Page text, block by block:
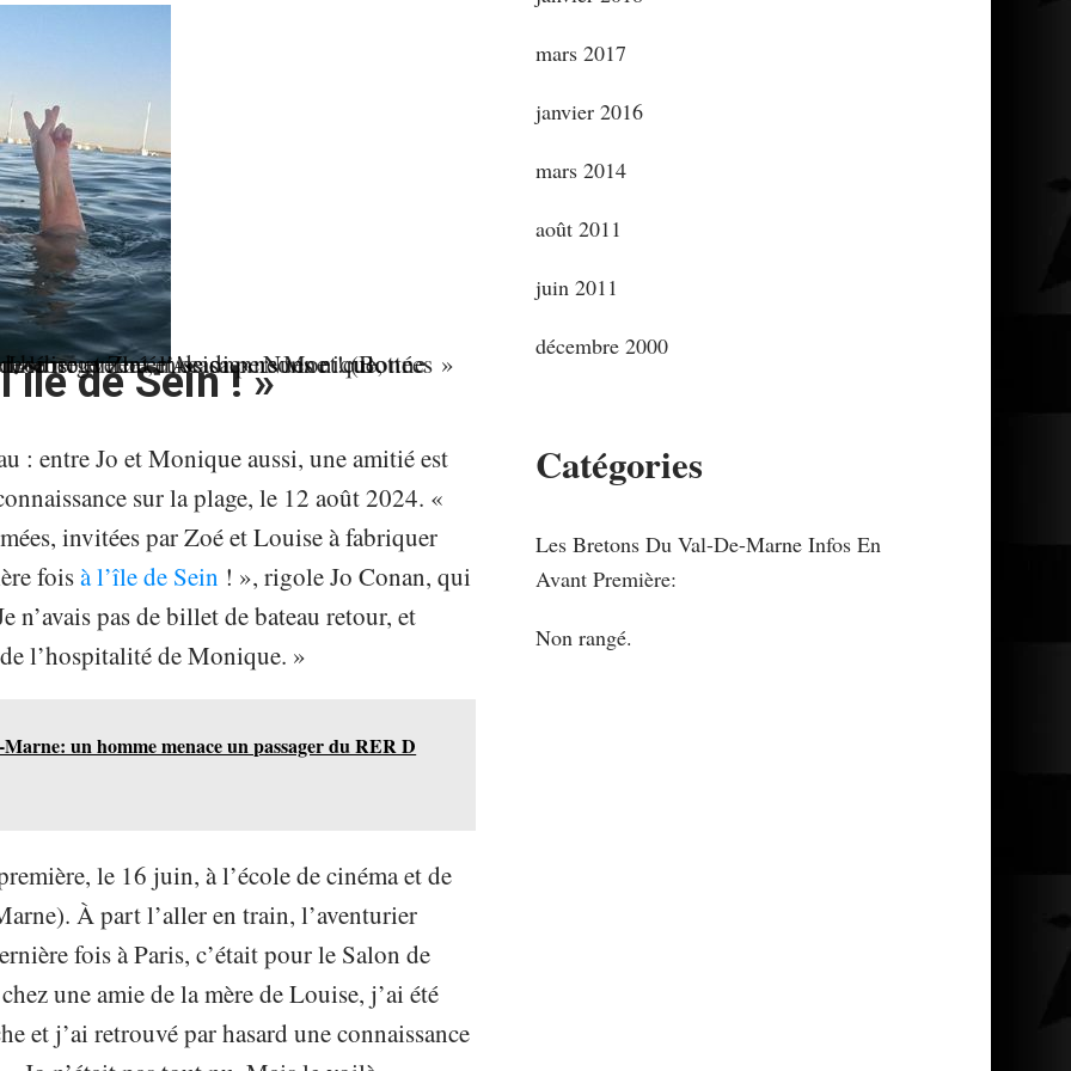
de Sein ! »
: entre Jo et Monique aussi, une amitié est
sur la plage, le 12 août 2024. «
invitées par Zoé et Louise à fabriquer
foisà l’île de Sein ! », rigole Jo Conan, qui
n’avais pas de billet de bateau retour, et
l’hospitalité de Monique. »
un homme menace un passager du RER D
le 16 juin, à l’école de cinéma et de
À part l’aller en train, l’aventurier
fois à Paris, c’était pour le Salon de
une amie de la mère de Louise, j’ai été
et j’ai retrouvé par hasard une connaissance
mars 2017
janvier 2016
mars 2014
août 2011
juin 2011
décembre 2000
Catégories
Les Bretons Du Val-De-Marne Infos En
Avant Première:
Non rangé.